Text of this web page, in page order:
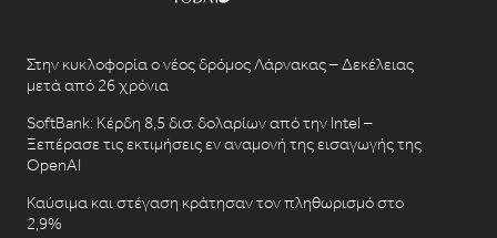
Στην κυκλοφορία ο νέος δρόμος Λάρνακας – Δεκέλειας
μετά από 26 χρόνια
SoftBank: Κέρδη 8,5 δισ. δολαρίων από την Intel –
Ξεπέρασε τις εκτιμήσεις εν αναμονή της εισαγωγής της
OpenAI
Καύσιμα και στέγαση κράτησαν τον πληθωρισμό στο
2,9%